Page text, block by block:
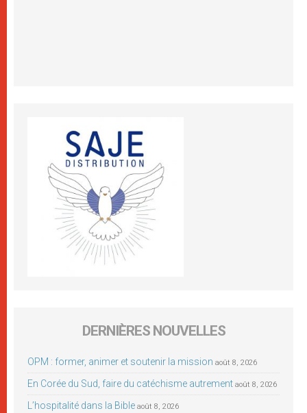
DERNIÈRES NOUVELLES
OPM : former, animer et soutenir la mission août 8, 2026
En Corée du Sud, faire du catéchisme autrement août 8, 2026
L’hospitalité dans la Bible août 8, 2026